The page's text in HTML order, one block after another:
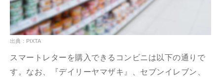
出典：PIXTA
スマートレターを購入できるコンビニは以下の通りで
す。なお、『デイリーヤマザキ』、セブンイレブン、